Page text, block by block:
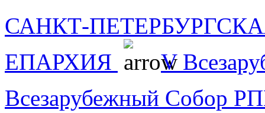
САНКТ-
ЕПАРХИЯ
V
Всезарубежный Собор